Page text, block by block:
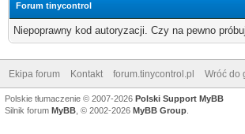
Forum tinycontrol
Niepoprawny kod autoryzacji. Czy na pewno
Ekipa forum Kontakt forum.tinycontrol.pl Wróć do
Polskie tłumaczenie © 2007-2026 Polski Support MyBB
Silnik forum MyBB , © 2002-2026 MyBB Group